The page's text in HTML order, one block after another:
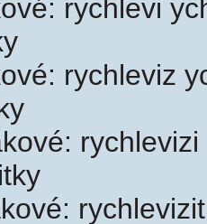
rychlevi
rychleviz